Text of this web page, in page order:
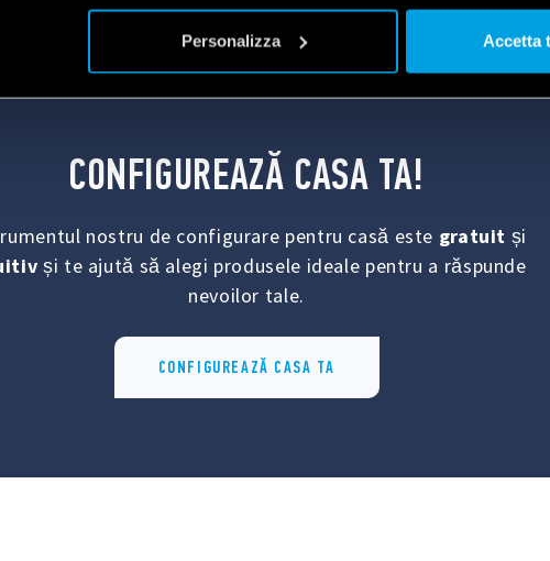
Personalizza Accetta
CONFIGUREAZĂ CASA TA!
nostru de configurare pentru casă este gratuit și
și te ajută să alegi produsele ideale pentru a răspunde
nevoilor tale.
CONFIGUREAZĂ CASA TA